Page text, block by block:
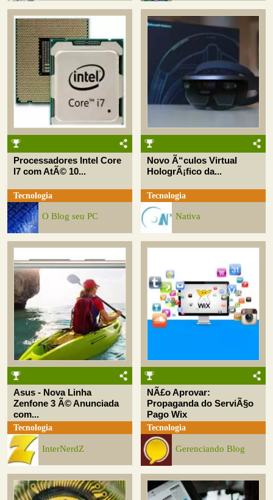
Processadores Intel Core
I7 com AtÃ© 10...
Tecnologia
O Blog seu PC
Novo Ã“culos Virtual
HologrÃ¡fico da...
Tecnologia
Nativa
Asus - Nova Linha
Zenfone 3 Ã© Anunciada
com...
Tecnologia
InterNerdZ
NÃ£o Aprovar:
Propaganda do ServiÃ§o
Pago Wix
Tecnologia
Gerenciando Blog